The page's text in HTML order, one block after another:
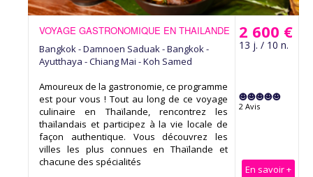
2 600 €
13 j. / 10 n.
2 Avis
En savoir +
VOYAGE GASTRONOMIQUE EN THAILANDE
Bangkok - Damnoen Saduak - Bangkok -
Ayutthaya - Chiang Mai - Koh Samed
Amoureux de la gastronomie, ce programme
est pour vous ! Tout au long de ce voyage
culinaire en Thaïlande, rencontrez les
thaïlandais et participez à la vie locale de
façon authentique. Vous découvrez les
villes les plus connues en Thaïlande et
chacune des spécialités